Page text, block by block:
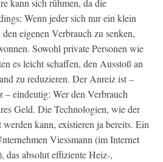
kann sich rühmen, da die
Wenn jeder sich nur ein klein
eigenen Verbrauch zu senken,
Sowohl private Personen wie
es leicht schaffen, den Ausstoß an
zu reduzieren. Der Anreiz ist –
– eindeutig: Wer den Verbrauch
Geld. Die Technologien, wie der
werden kann, existieren ja bereits. Ein
Viessmann (im Internet
das absolut effiziente Heiz-,